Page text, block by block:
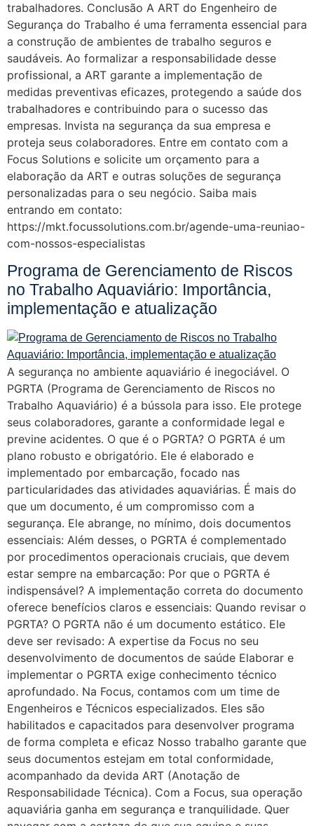
trabalhadores. Conclusão A ART do Engenheiro de
Segurança do Trabalho é uma ferramenta essencial para
a construção de ambientes de trabalho seguros e
saudáveis. Ao formalizar a responsabilidade desse
profissional, a ART garante a implementação de
medidas preventivas eficazes, protegendo a saúde dos
trabalhadores e contribuindo para o sucesso das
empresas. Invista na segurança da sua empresa e
proteja seus colaboradores. Entre em contato com a
Focus Solutions e solicite um orçamento para a
elaboração da ART e outras soluções de segurança
personalizadas para o seu negócio. Saiba mais
entrando em contato:
https://mkt.focussolutions.com.br/agende-uma-reuniao-
com-nossos-especialistas
Programa de Gerenciamento de Riscos
no Trabalho Aquaviário: Importância,
implementação e atualização
A segurança no ambiente aquaviário é inegociável. O
PGRTA (Programa de Gerenciamento de Riscos no
Trabalho Aquaviário) é a bússola para isso. Ele protege
seus colaboradores, garante a conformidade legal e
previne acidentes. O que é o PGRTA? O PGRTA é um
plano robusto e obrigatório. Ele é elaborado e
implementado por embarcação, focado nas
particularidades das atividades aquaviárias. É mais do
que um documento, é um compromisso com a
segurança. Ele abrange, no mínimo, dois documentos
essenciais: Além desses, o PGRTA é complementado
por procedimentos operacionais cruciais, que devem
estar sempre na embarcação: Por que o PGRTA é
indispensável? A implementação correta do documento
oferece benefícios claros e essenciais: Quando revisar o
PGRTA? O PGRTA não é um documento estático. Ele
deve ser revisado: A expertise da Focus no seu
desenvolvimento de documentos de saúde Elaborar e
implementar o PGRTA exige conhecimento técnico
aprofundado. Na Focus, contamos com um time de
Engenheiros e Técnicos especializados. Eles são
habilitados e capacitados para desenvolver programa
de forma completa e eficaz Nosso trabalho garante que
seus documentos estejam em total conformidade,
acompanhado da devida ART (Anotação de
Responsabilidade Técnica). Com a Focus, sua operação
aquaviária ganha em segurança e tranquilidade. Quer